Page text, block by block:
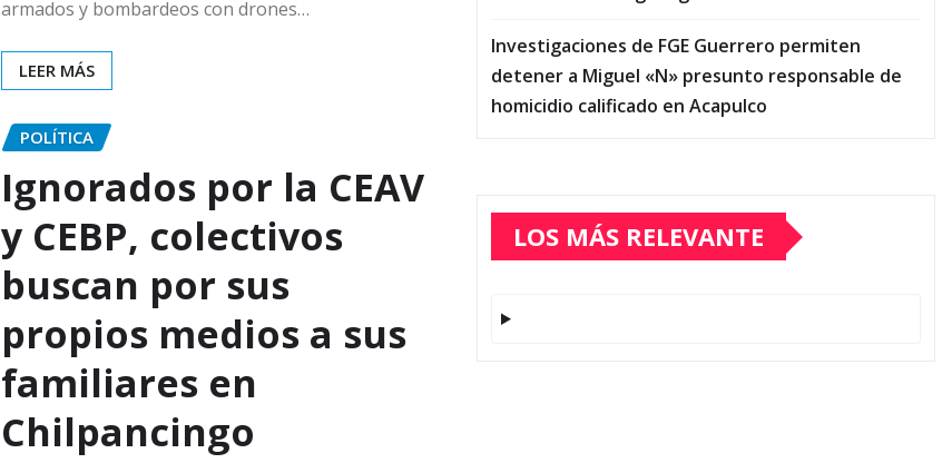
armados y bombardeos con drones…
LEER MÁS
POLÍTICA
Ignorados por la CEAV
y CEBP, colectivos
buscan por sus
propios medios a sus
familiares en
Chilpancingo
Investigaciones de FGE Guerrero permiten
detener a Miguel «N» presunto responsable de
homicidio calificado en Acapulco
LOS MÁS RELEVANTE